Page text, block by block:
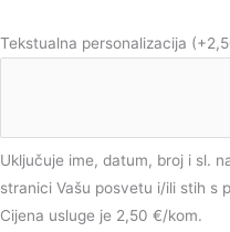
Tekstualna personalizacija
Uključuje ime, datum, broj i sl.
stranici Vašu posvetu i/ili stih s
Cijena usluge je 2,50 €/kom.